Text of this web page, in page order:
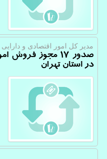
مدیر كل امور اقتصادی و دارایی
صدور ۱۷ مجوز
در استان تهران